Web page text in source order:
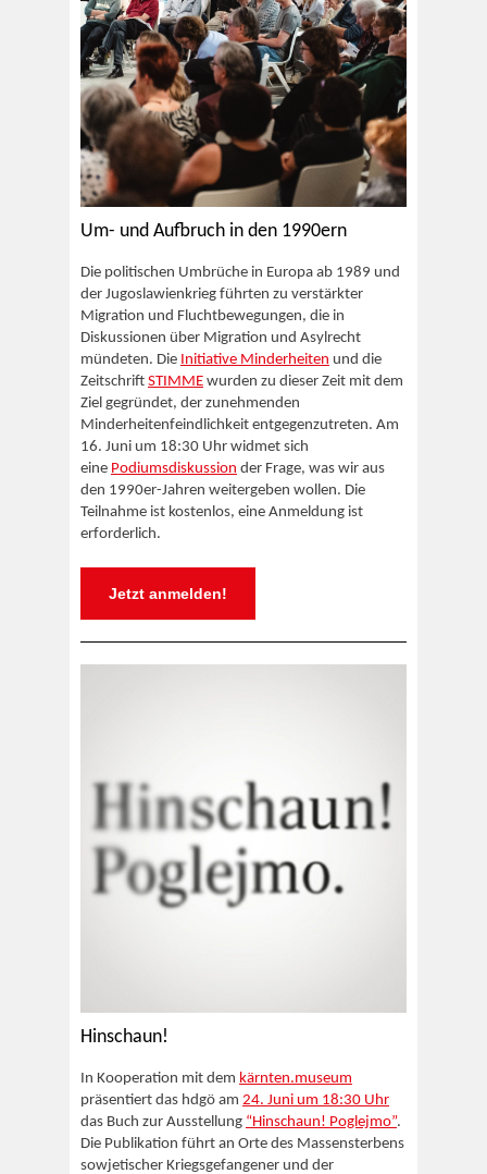
Um- und Aufbruch in den 1990ern
Die politischen Umbrüche in Europa ab 1989 und
der Jugoslawienkrieg führten zu verstärkter
Migration und Fluchtbewegungen, die in
Diskussionen über Migration und Asylrecht
mündeten. Die Initiative Minderheiten und die
Zeitschrift STIMME wurden zu dieser Zeit mit dem
Ziel gegründet, der zunehmenden
Minderheitenfeindlichkeit entgegenzutreten. Am
16. Juni um 18:30 Uhr widmet sich
eine Podiumsdiskussion der Frage, was wir aus
den 1990er-Jahren weitergeben wollen. Die
Teilnahme ist kostenlos, eine Anmeldung ist
erforderlich.
Jetzt anmelden!
Hinschaun!
In Kooperation mit dem kärnten.museum
präsentiert das hdgö am 24. Juni um 18:30 Uhr
das Buch zur Ausstellung “Hinschaun! Poglejmo”.
Die Publikation führt an Orte des Massensterbens
sowjetischer Kriegsgefangener und der